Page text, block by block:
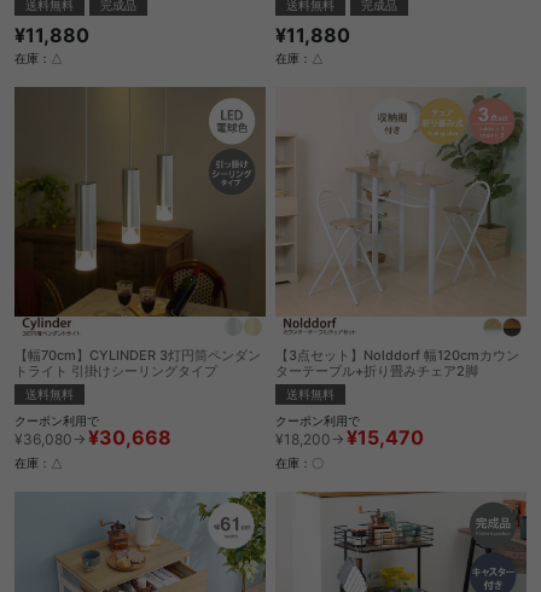
送料無料 完成品
¥11,880
在庫：△
送料無料 完成品
¥11,880
在庫：△
【幅70cm】CYLINDER 3灯円筒ペンダン
トライト 引掛けシーリングタイプ
送料無料
クーポン利用で
¥36,080→ ¥30,668
在庫：△
【3点セット】Nolddorf 幅120cmカウン
ターテーブル+折り畳みチェア2脚
送料無料
クーポン利用で
¥18,200→ ¥15,470
在庫：〇